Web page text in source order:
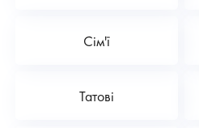
Сім'ї
Татові